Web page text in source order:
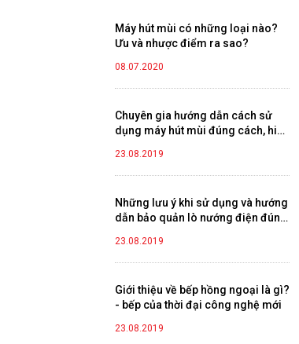
Máy hút mùi có những loại nào?
Ưu và nhược điểm ra sao?
08.07.2020
Chuyên gia hướng dẫn cách sử
dụng máy hút mùi đúng cách, hiệu
23.08.2019
Những lưu ý khi sử dụng và hướng
dẫn bảo quản lò nướng điện đúng
23.08.2019
Giới thiệu về bếp hồng ngoại là gì?
- bếp của thời đại công nghệ mới
23.08.2019